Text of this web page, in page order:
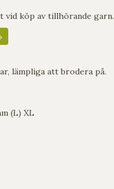
vid köp av tillhörande garn.
lämpliga att brodera på.
(L) XL